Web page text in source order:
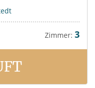
Zimmer: 3